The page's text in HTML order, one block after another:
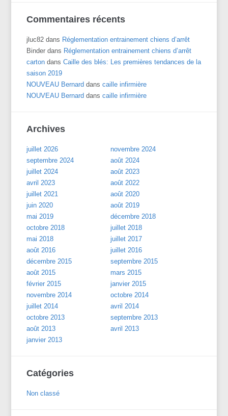
Commentaires récents
jluc82 dans Réglementation entrainement chiens d’arrêt
Binder dans Réglementation entrainement chiens d’arrêt
carton dansCaille des blés: Les premières tendances de la
saison 2019
NOUVEAU Bernard danscaille infirmière
NOUVEAU Bernard danscaille infirmière
Archives
juillet 2026
novembre 2024
septembre 2024
août 2024
juillet 2024
août 2023
avril 2023
août 2022
juillet 2021
août 2020
juin 2020
août 2019
mai 2019
décembre 2018
octobre 2018
juillet 2018
mai 2018
juillet 2017
août 2016
juillet 2016
décembre 2015
septembre 2015
août 2015
mars 2015
février 2015
janvier 2015
novembre 2014
octobre 2014
juillet 2014
avril 2014
octobre 2013
septembre 2013
août 2013
avril 2013
janvier 2013
Catégories
Non classé